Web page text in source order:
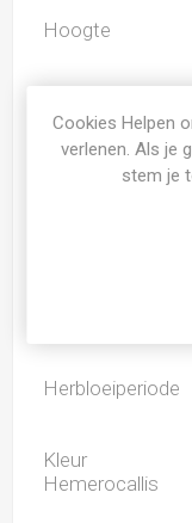
Hoogte
Dubbele bloem
Herbloeiperiode
Kleur
Hemerocallis
Cookies Helpen
verlenen. Als je
stem je